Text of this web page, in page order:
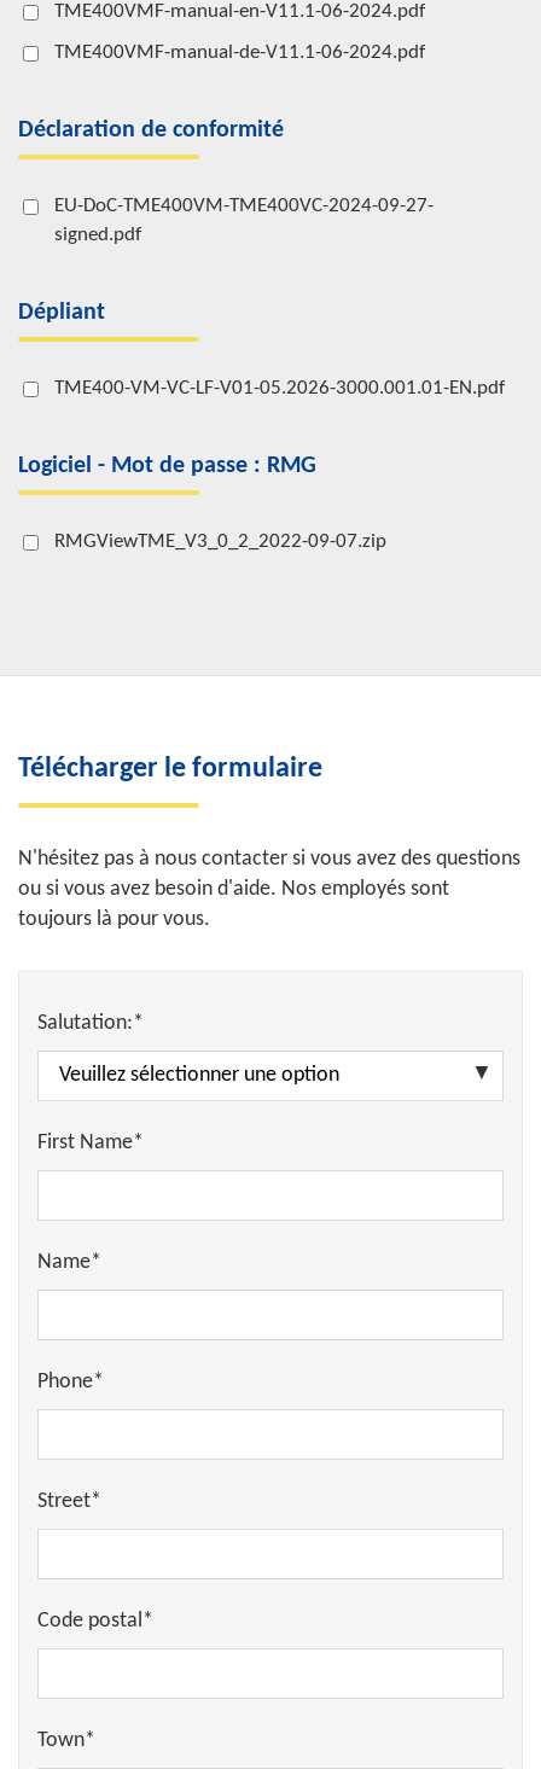
TME400VMF-manual-en-V11.1-06-2024.pdf
TME400VMF-manual-de-V11.1-06-2024.pdf
Déclaration de conformité
EU-DoC-TME400VM-TME400VC-2024-09-27-
signed.pdf
Dépliant
TME400-VM-VC-LF-V01-05.2026-3000.001.01-EN.pdf
Logiciel - Mot de passe : RMG
RMGViewTME_V3_0_2_2022-09-07.zip
Télécharger le formulaire
N'hésitez pas à nous contacter si vous avez des questions
ou si vous avez besoin d'aide. Nos employés sont
toujours là pour vous.
Salutation:*
First Name*
Name*
Phone*
Street*
Code postal*
Town*